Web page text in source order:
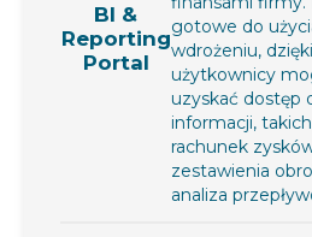
BI &
Reporting
Portal
gotowe do
wdrożeniu,
użytkownicy
uzyskać dostęp
informacji,
rachunek
zestawienia
analiza